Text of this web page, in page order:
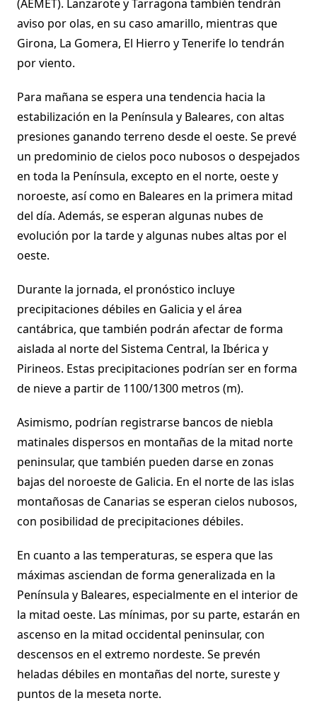
(AEMET). Lanzarote y Tarragona también tendrán
aviso por olas, en su caso amarillo, mientras que
Girona, La Gomera, El Hierro y Tenerife lo tendrán
por viento.
Para mañana se espera una tendencia hacia la
estabilización en la Península y Baleares, con altas
presiones ganando terreno desde el oeste. Se prevé
un predominio de cielos poco nubosos o despejados
en toda la Península, excepto en el norte, oeste y
noroeste, así como en Baleares en la primera mitad
del día. Además, se esperan algunas nubes de
evolución por la tarde y algunas nubes altas por el
oeste.
Durante la jornada, el pronóstico incluye
precipitaciones débiles en Galicia y el área
cantábrica, que también podrán afectar de forma
aislada al norte del Sistema Central, la Ibérica y
Pirineos. Estas precipitaciones podrían ser en forma
de nieve a partir de 1100/1300 metros (m).
Asimismo, podrían registrarse bancos de niebla
matinales dispersos en montañas de la mitad norte
peninsular, que también pueden darse en zonas
bajas del noroeste de Galicia. En el norte de las islas
montañosas de Canarias se esperan cielos nubosos,
con posibilidad de precipitaciones débiles.
En cuanto a las temperaturas, se espera que las
máximas asciendan de forma generalizada en la
Península y Baleares, especialmente en el interior de
la mitad oeste. Las mínimas, por su parte, estarán en
ascenso en la mitad occidental peninsular, con
descensos en el extremo nordeste. Se prevén
heladas débiles en montañas del norte, sureste y
puntos de la meseta norte.